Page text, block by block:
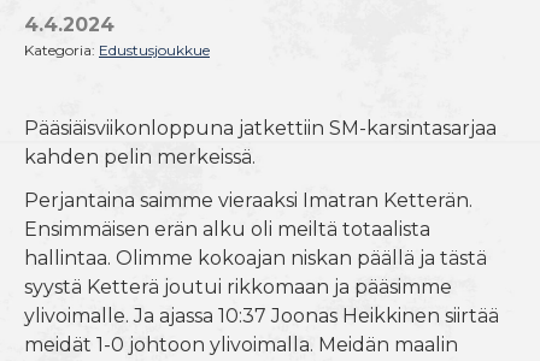
4.4.2024
Kategoria: Edustusjoukkue
Pääsiäisviikonloppuna jatkettiin SM-karsintasarjaa
kahden pelin merkeissä.
Perjantaina saimme vieraaksi Imatran Ketterän.
Ensimmäisen erän alku oli meiltä totaalista
hallintaa. Olimme kokoajan niskan päällä ja tästä
syystä Ketterä joutui rikkomaan ja pääsimme
ylivoimalle. Ja ajassa 10:37 Joonas Heikkinen siirtää
meidät 1-0 johtoon ylivoimalla. Meidän maalin